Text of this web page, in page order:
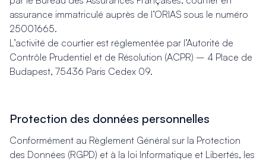
assurance immatriculé auprès de l’ORIAS sous le numéro
25001665.
L’activité de courtier est réglementée par l’Autorité de
Contrôle Prudentiel et de Résolution (ACPR) – 4 Place de
Budapest, 75436 Paris Cedex 09.
Protection des données personnelles
Conformément au Règlement Général sur la Protection
des Données (RGPD) et à la loi Informatique et Libertés, les